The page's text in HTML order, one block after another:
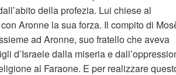
della profezia. Lui chiese al
Aronne la sua forza. Il compito di
ad Aronne, suo fratello che aveva
d’Israele dalla miseria e
al Faraone. E per realizzare